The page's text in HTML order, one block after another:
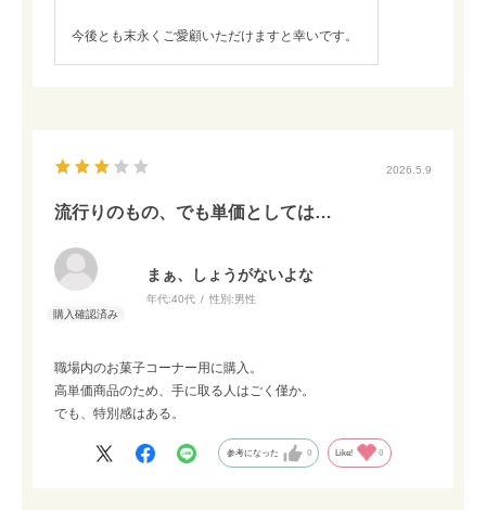
今後とも末永くご愛顧いただけますと幸いです。
2026.5.9
流行りのもの、でも単価としては…
まぁ、しょうがないよな
年代:40代 性別:男性
職場内のお菓子コーナー用に購入。
高単価商品のため、手に取る人はごく僅か。
でも、特別感はある。
参考になった 0 Like! 0